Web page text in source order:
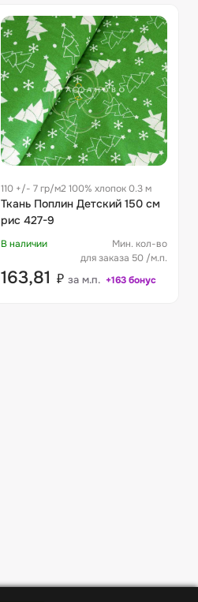
110 +/- 7 гр/м2 100% хлопок 0.3 м
Ткань Поплин Детский 150 см
рис 427-9
В наличии
Мин. кол-во
для заказа 50 /м.п.
163,81 ₽ за м.п. +163 бонус